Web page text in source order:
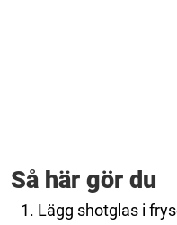
Så här gör du
Lägg shotglas i